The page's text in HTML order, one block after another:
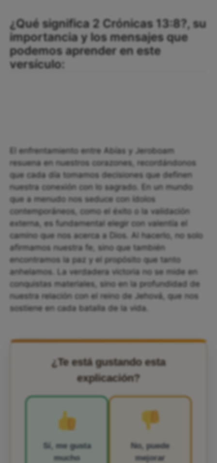
¿Qué significa 2 Crónicas 13:8?, su
importancia y los mensajes que
podemos aprender en este
versículo:
El enfrentamiento entre Abías y Jeroboam
resuena en nuestros corazones, recordándonos
que cada día tomamos decisiones que definen
nuestra conexión con lo sagrado. En un mundo
que a menudo nos seduce con ídolos
contemporáneos, como el éxito o la validación
externa, es fundamental elegir con valentía el
camino que nos acerca a Dios. Al hacerlo, no solo
afirmamos nuestra fe, sino que también
encontramos la paz y el propósito que tanto
anhelamos. La verdadera victoria no se mide en
conquistas materiales, sino en la profundidad de
nuestra relación con el reino de Jehová, que nos
sostiene en cada batalla de la vida.
¿Te está gustando esta
explicación?
Sí, me gusta
mucho
No, puede
mejorar